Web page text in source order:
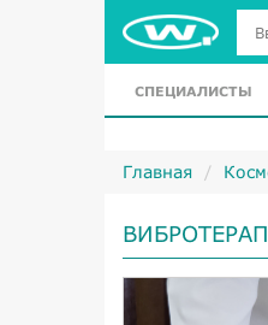
СПЕЦИАЛИСТЫ
Главная